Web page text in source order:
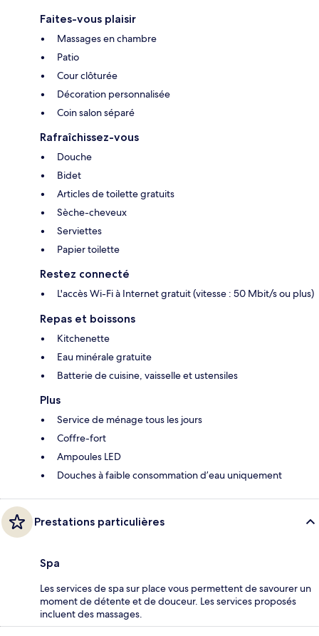
Faites-vous plaisir
Massages en chambre
Patio
Cour clôturée
Décoration personnalisée
Coin salon séparé
Rafraîchissez-vous
Douche
Bidet
Articles de toilette gratuits
Sèche-cheveux
Serviettes
Papier toilette
Restez connecté
L'accès Wi-Fi à Internet gratuit (vitesse : 50 Mbit/s ou plus)
Repas et boissons
Kitchenette
Eau minérale gratuite
Batterie de cuisine, vaisselle et ustensiles
Plus
Service de ménage tous les jours
Coffre-fort
Ampoules LED
Douches à faible consommation d’eau uniquement
Prestations particulières
Spa
Les services de spa sur place vous permettent de savourer un
moment de détente et de douceur. Les services proposés
incluent des massages.